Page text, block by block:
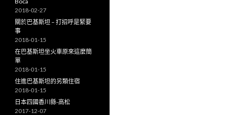
2018-02-27
關於巴基斯坦 – 打招呼是緊要
事
2018-01-15
在巴基斯坦坐火車原來這麼簡
單
2018-01-15
住進巴基斯坦的另類住宿
2018-01-15
日本四國香川縣-高松
2017-12-07